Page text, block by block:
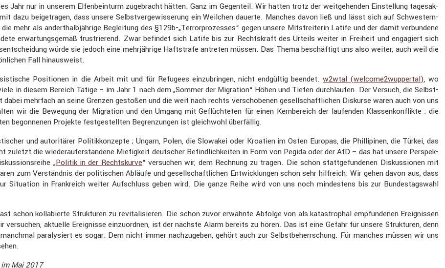
Jahr nur in unserem Elfen­bein­turm zugebracht hätten. Ganz im Gegen­teil. Wir hatten trotz der weitge­henden Einstel­lung tages­ak­
dazu beige­tragen, dass unsere Selbst­ver­ge­wis­se­rung ein Weilchen dauerte. Manches davon ließ und lässt sich auf Schwes­tern­
mehr als andert­halb­jäh­rige Beglei­tung des §129b-„Terrorprozesses“ gegen unsere Mitstrei­terin Latife und der damit verbun­dene
erwar­tungs­gemäß frustrie­rend. Zwar befindet sich Latife bis zur Rechts­kraft des Urteils weiter in Freiheit und engagiert sich
würde sie jedoch eine mehrjäh­rige Haftstrafe antreten müssen. Das Thema beschäf­tigt uns also weiter, auch weil die
Fall hinaus­weist.
Positionen in die Arbeit mit und für Refugees einzu­bringen, nicht endgültig beendet. w2wtal (welcome2wuppertal), wo
in diesem Bereich Tätige – im Jahr 1 nach dem „Sommer der Migra­tion“ Höhen und Tiefen durch­laufen. Der Versuch, die Selbst­
mehrfach an seine Grenzen gestoßen und die weit nach rechts verscho­benen gesell­schaft­li­chen Diskurse waren auch von uns
wir die Bewegung der Migra­tion und den Umgang mit Geflüch­teten für einen Kernbe­reich der laufenden Klassen­kon­flikte ; die
begon­nenen Projekte festge­stellten Begren­zungen ist gleich­wohl überfällig.
und autori­tärer Politik­kon­zepte ; Ungarn, Polen, die Slowakei oder Kroatien im Osten Europas, die Philli­pinen, die Türkei, das
zuletzt die wieder­auf­er­stan­dene Miefig­keit deutscher Befind­lich­keiten in Form von Pegida oder der AfD – das hat unsere Perspek­
„Politik in der Rechts­kurve“ versu­chen wir, dem Rechnung zu tragen. Die schon statt­ge­fun­denen Diskus­sionen mit
zum Verständnis der politi­schen Abläufe und gesell­schaft­li­chen Entwick­lungen schon sehr hilfreich. Wir gehen davon aus, dass
Situa­tion in Frank­reich weiter Aufschluss geben wird. Die ganze Reihe wird von uns noch mindes­tens bis zur Bundes­tags­wahl
schon kolla­bierte Struk­turen zu revita­li­sieren. Die schon zuvor erwähnte Abfolge von als katastro­phal empfun­denen Ereig­nissen
aktuelle Ereig­nisse einzu­ordnen, ist der nächste Alarm bereits zu hören. Das ist eine Gefahr für unsere Struk­turen, denn
paraly­siert es sogar. Dem nicht immer nachzu­geben, gehört auch zur Selbst­be­herr­schung. Für manches müssen wir uns
Mai 2017